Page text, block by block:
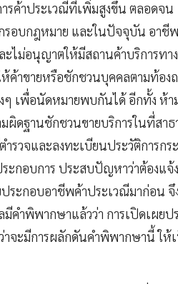
รค้าประเวณีที่เพิ่มสูงขึ้น ตลอดจน
อบกฎหมาย และในปัจจุบัน อาชี
ะไม่อนุญาตให้มีสถานค้าบริการทา
ค้าขายหรือชักชวนบุคคลตามท้อง
ๆ เพื่อนัดหมายพบกันได้ อีกทั้ง ห้า
ผิดฐานชักชวนขายบริการในที่สา
รวจและลงทะเบียนประวัติการกร
ะกอบการ ประสบปัญหาว่าต้องแจ้ง
ระกอบอาชีพค้าประเวณีมาก่อน จึ
คำพิพากษาแล้วว่า การเปิดเผยป
าจะมีการผลักดันคำพิพากษานี้ ให้